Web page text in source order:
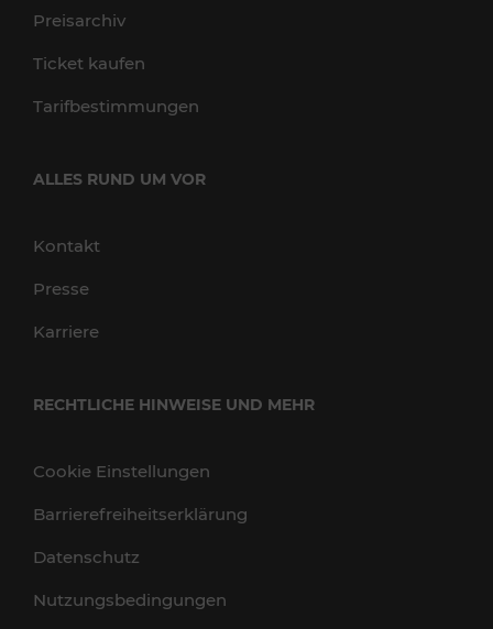
Preisarchiv
Ticket kaufen
Tarifbestimmungen
ALLES RUND UM VOR
Kontakt
Presse
Karriere
RECHTLICHE HINWEISE UND MEHR
Cookie Einstellungen
Barrierefreiheitserklärung
Datenschutz
Nutzungsbedingungen